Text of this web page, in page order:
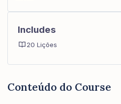
Conteúdo do Course
Includes
20 Lições